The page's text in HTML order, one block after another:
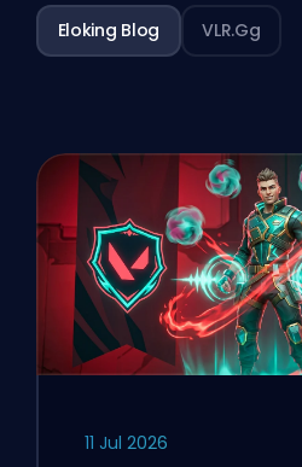
Eloking Blog VLR.gg
11 Jul 2026